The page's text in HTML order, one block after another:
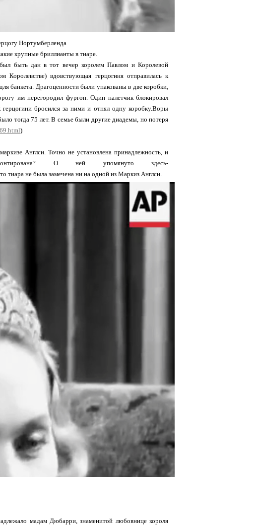
Нортумберленда
крупные бриллианты в тиаре.
быть дан в тот вечер королем Павлом и Королевой
вдовствующая герцогиня отправилась к
банкета. Драгоценности были упакованы в две коробки,
им перегородил фургон. Один налетчик блокировал
бросился за ними и отнял одну коробку.Воры
тогда 75 лет. В семье были другие диадемы, но потеря
)
Англси. Точно не установлена принадлежность, и
О ней упомянуто здесь-
тиара не была замечена ни на одной из Маркиз Англси.
мадам Дюбарри, знаменитой любовнице короля